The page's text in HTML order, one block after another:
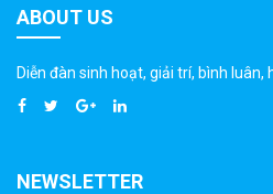
ABOUT US
Diễn đàn sinh hoạt, giải trí, bình luân,
NEWSLETTER